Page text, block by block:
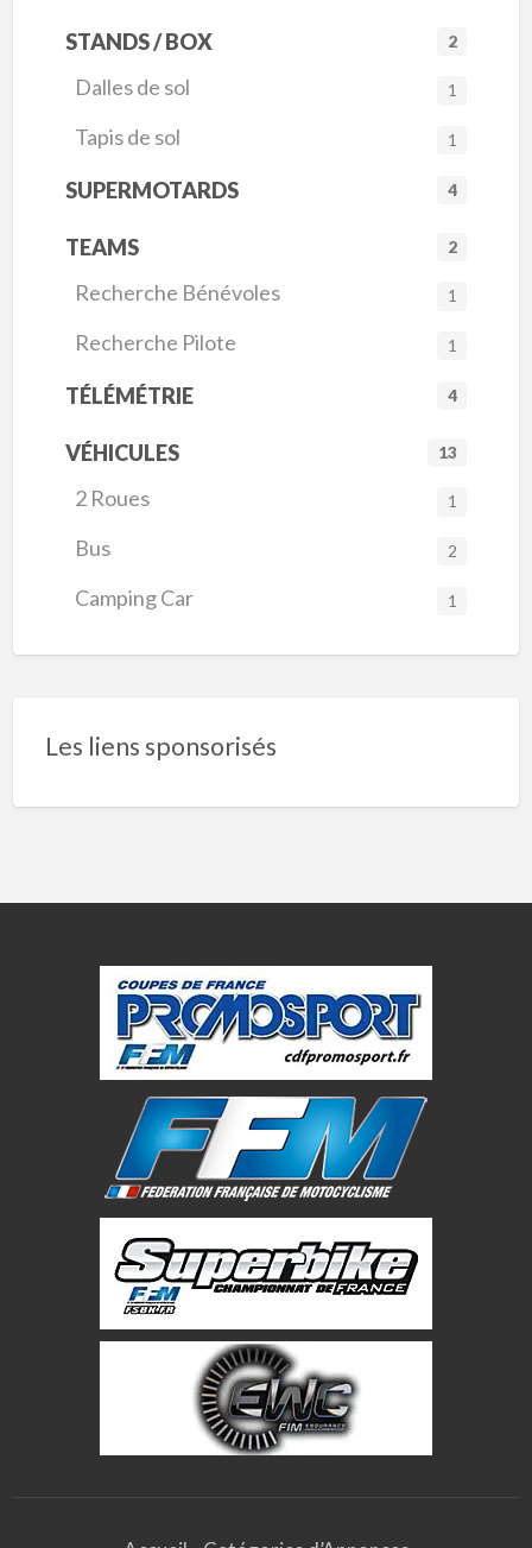
STANDS / BOX 2
Dalles de sol 1
Tapis de sol 1
SUPERMOTARDS 4
TEAMS 2
Recherche Bénévoles 1
Recherche Pilote 1
TÉLÉMÉTRIE 4
VÉHICULES 13
2 Roues 1
Bus 2
Camping Car 1
Les liens sponsorisés